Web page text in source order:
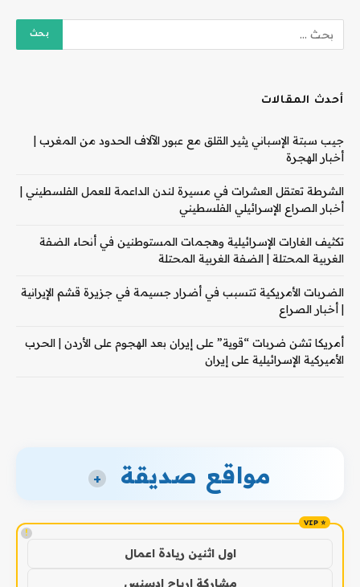
أحدث المقالات
جيب سبتة الإسباني يثير القلق مع عبور الآلاف الحدود من المغرب |
أخبار الهجرة
الشرطة تعتقل العشرات في مسيرة لندن الداعمة للعمل الفلسطيني |
أخبار الصراع الإسرائيلي الفلسطيني
تكثيف الغارات الإسرائيلية وهجمات المستوطنين في أنحاء الضفة
الغربية المحتلة | الضفة الغربية المحتلة
الضربات الأمريكية تتسبب في أضرار جسيمة في جزيرة قشم الإيرانية
| أخبار الصراع
أمريكا تشن ضربات “قوية” على إيران بعد الهجوم على الأردن | الحرب
الأميركية الإسرائيلية على إيران
مواقع صديقة +
!
اول اثنين ريادة اعمال
مشاركة ارباح ادسنس